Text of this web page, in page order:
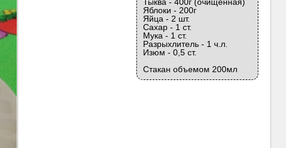
Яблоки - 200г
Яйца - 2 шт.
Сахар - 1 ст.
Мука - 1 ст.
Разрыхлитель - 1 ч.л.
Изюм - 0,5 ст.
Стакан объемом 200мл